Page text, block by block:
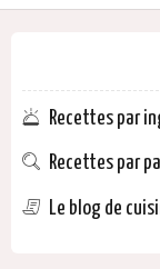
Recettes par
Recettes par
Le blog de